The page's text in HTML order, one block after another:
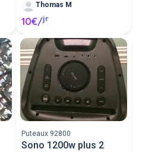
Thomas M
10€/jr
Puteaux 92800
Sono 1200w plus 2